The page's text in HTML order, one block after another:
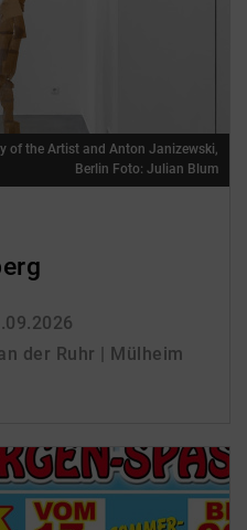
der Ruhr | Mülheim
of the Artist and Anton Janizewski,
Berlin Foto: Julian Blum